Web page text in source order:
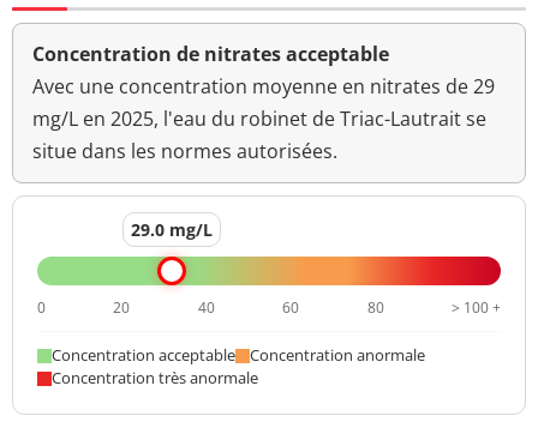
Concentration de nitrates acceptable
Avec une concentration moyenne en nitrates de 29
mg/L en 2025, l'eau du robinet de Triac-Lautrait se
situe dans les normes autorisées.
29.0 mg/L
0 20 40 60 80 > 100 +
Concentration acceptable
Concentration anormale
Concentration très anormale